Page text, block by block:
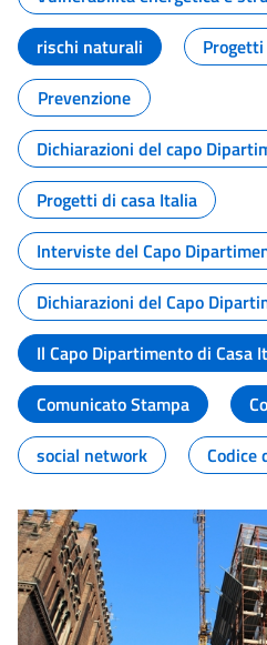
rischi naturali
Prevenzione
Dichiarazioni del capo
Progetti di casa Italia
Interviste del Capo
Dichiarazioni del Capo
Il Capo Dipartimento di Casa
Comunicato Stampa
social network
Codice